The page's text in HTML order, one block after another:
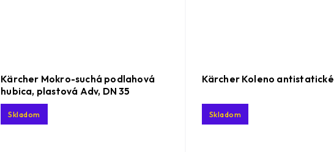
Kärcher Mokro-suchá podlahová
hubica, plastová Adv, DN 35
Skladom
Kärcher Koleno antistatické
Skladom